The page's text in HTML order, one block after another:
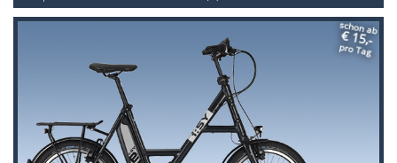
schon ab
€ 15,-
pro Tag